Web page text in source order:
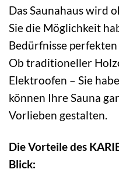
Das Saunahaus wird
Sie die Möglichkeit
Bedürfnisse perfekten
Ob traditioneller
Elektroofen – Sie
können Ihre Sauna
Vorlieben gestalten.
Die Vorteile des
Blick: